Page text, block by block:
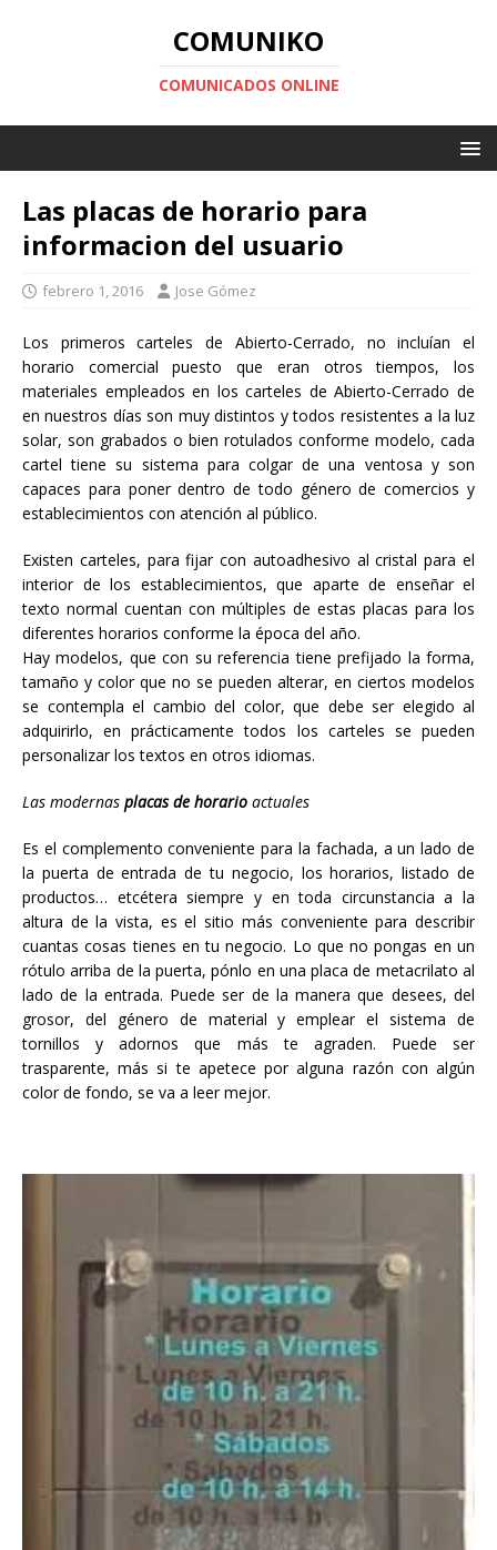
COMUNIKO
COMUNICADOS ONLINE
Las placas de horario para
informacion del usuario
febrero 1, 2016 Jose Gómez
Los primeros carteles de Abierto-Cerrado, no incluían el
horario comercial puesto que eran otros tiempos, los
materiales empleados en los carteles de Abierto-Cerrado de
en nuestros días son muy distintos y todos resistentes a la luz
solar, son grabados o bien rotulados conforme modelo, cada
cartel tiene su sistema para colgar de una ventosa y son
capaces para poner dentro de todo género de comercios y
establecimientos con atención al público.
Existen carteles, para fijar con autoadhesivo al cristal para el
interior de los establecimientos, que aparte de enseñar el
texto normal cuentan con múltiples de estas placas para los
diferentes horarios conforme la época del año.
Hay modelos, que con su referencia tiene prefijado la forma,
tamaño y color que no se pueden alterar, en ciertos modelos
se contempla el cambio del color, que debe ser elegido al
adquirirlo, en prácticamente todos los carteles se pueden
personalizar los textos en otros idiomas.
Las modernas placas de horario actuales
Es el complemento conveniente para la fachada, a un lado de
la puerta de entrada de tu negocio, los horarios, listado de
productos… etcétera siempre y en toda circunstancia a la
altura de la vista, es el sitio más conveniente para describir
cuantas cosas tienes en tu negocio. Lo que no pongas en un
rótulo arriba de la puerta, pónlo en una placa de metacrilato al
lado de la entrada. Puede ser de la manera que desees, del
grosor, del género de material y emplear el sistema de
tornillos y adornos que más te agraden. Puede ser
trasparente, más si te apetece por alguna razón con algún
color de fondo, se va a leer mejor.